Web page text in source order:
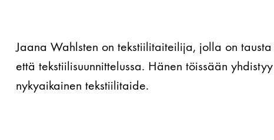
Jaana Wahlsten on tekstiilitaiteilija, jolla on tausta
että tekstiilisuunnittelussa. Hänen töissään
nykyaikainen tekstiilitaide.